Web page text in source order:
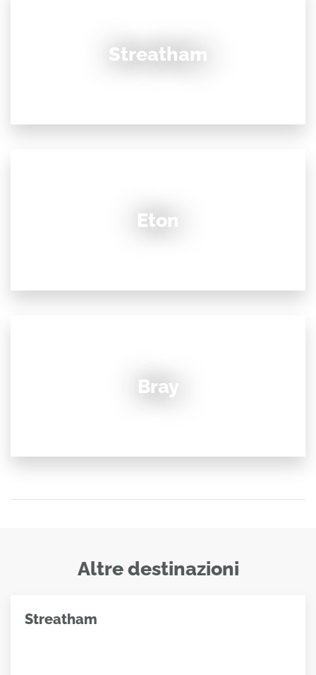
Streatham
Eton
Bray
Altre destinazioni
Streatham